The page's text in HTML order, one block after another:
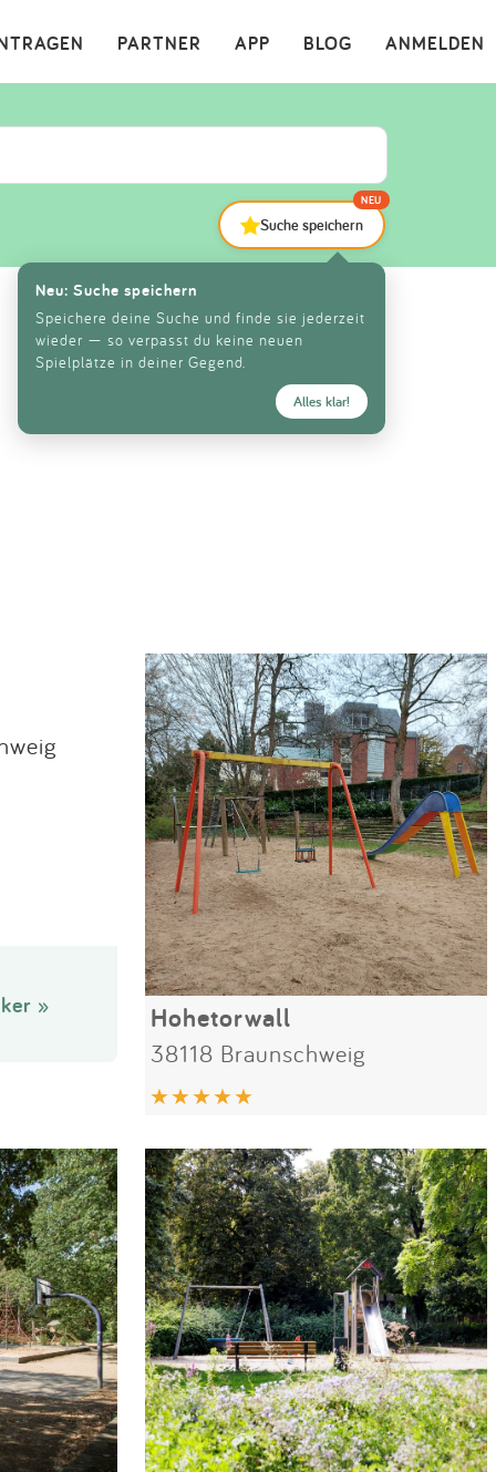
ANMELDEN
BLOG
APP
PARTNER ×
Suche speichern
NEU
Neu: Suche speichern
Speichere deine Suche und finde sie jederzeit
wieder — so verpasst du keine neuen
Spielplätze in deiner Gegend.
Alles klar!
» Hohetorwall
38118 Braunschweig